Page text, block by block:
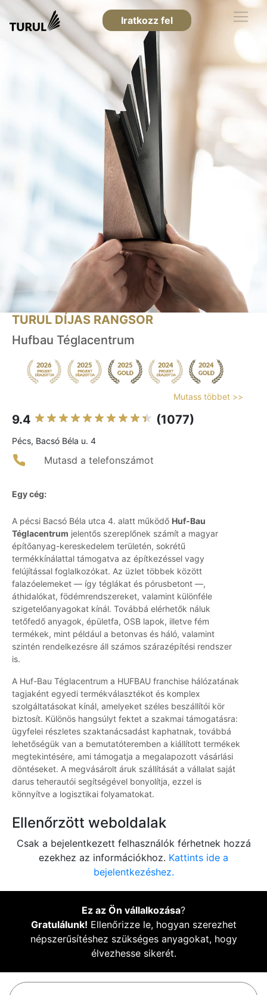
Iratkozz fel
TURUL DÍJAS RANGSOR
Hufbau Téglacentrum
Mutass többet >>
9.4 (1077)
Pécs, Bacsó Béla u. 4
Mutasd a telefonszámot
Egy cég:
A pécsi Bacsó Béla utca 4. alatt működő Huf-Bau
Téglacentrum jelentős szereplőnek számít a magyar
építőanyag-kereskedelem területén, sokrétű
termékkínálattal támogatva az építkezéssel vagy
felújítással foglalkozókat. Az üzlet többek között
falazóelemeket — így téglákat és pórusbetont —,
áthidalókat, födémrendszereket, valamint különféle
szigetelőanyagokat kínál. Továbbá elérhetők náluk
tetőfedő anyagok, épületfa, OSB lapok, illetve fém
termékek, mint például a betonvas és háló, valamint
szintén rendelkezésre áll számos szárazépítési rendszer
is.
A Huf-Bau Téglacentrum a HUFBAU franchise hálózatának
tagjaként egyedi termékválasztékot és komplex
szolgáltatásokat kínál, amelyeket széles beszállítói kör
biztosít. Különös hangsúlyt fektet a szakmai támogatásra:
ügyfelei részletes szaktanácsadást kaphatnak, továbbá
lehetőségük van a bemutatóteremben a kiállított termékek
megtekintésére, ami támogatja a megalapozott vásárlási
döntéseket. A megvásárolt áruk szállítását a vállalat saját
darus teherautói segítségével bonyolítja, ezzel is
könnyítve a logisztikai folyamatokat.
Ellenőrzött weboldalak
Csak a bejelentkezett felhasználók férhetnek hozzá
ezekhez az információkhoz. Kattints ide a
bejelentkezéshez.
Ez az Ön vállalkozása?
Gratulálunk! Ellenőrizze le, hogyan szerezhet
népszerűsítéshez szükséges anyagokat, hogy
élvezhesse sikerét.